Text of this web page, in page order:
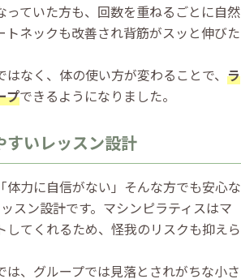
っていた方も、回数を重ねるごとに自然
トネックも改善され背筋がスッと伸びた
なく、体の使い方が変わることで、 ラ
プできるようになりました。
すいレッスン設計
体力に自信がない」そんな方でも安心な
スン設計です。マシンピラティスはマ
してくれるため、怪我のリスクも抑えら
は、グループでは見落とされがちな小さ